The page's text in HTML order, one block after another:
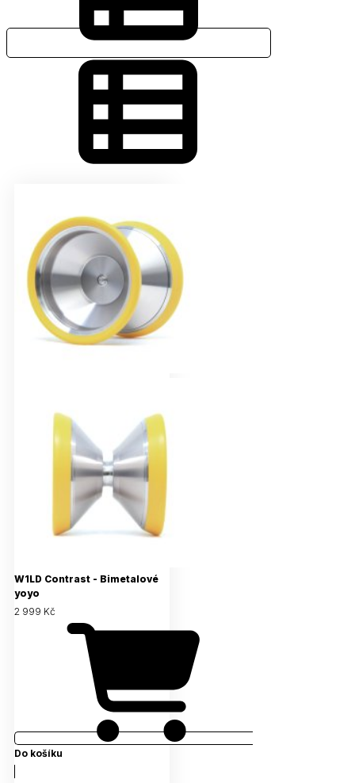
W1LD Contrast - Bimetalové
yoyo
2 999 Kč
Do košíku